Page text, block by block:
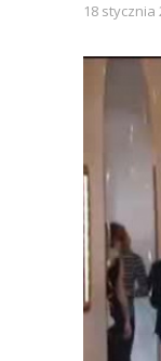
18 stycznia